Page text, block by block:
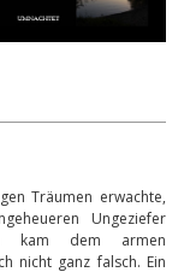
Träumen erwachte,
Ungeziefer
kam dem armen
nicht ganz falsch. Ein